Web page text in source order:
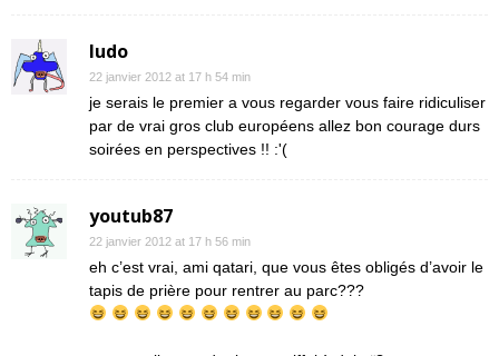
ludo
22 janvier 2012 at 17 h 54 min
je serais le premier a vous regarder vous faire ridiculiser
par de vrai gros club européens allez bon courage durs
soirées en perspectives !! :'(
youtub87
22 janvier 2012 at 17 h 56 min
eh c’est vrai, ami qatari, que vous êtes obligés d’avoir le
tapis de prière pour rentrer au parc???